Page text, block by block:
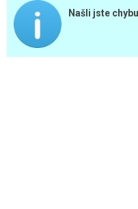
Našli jste